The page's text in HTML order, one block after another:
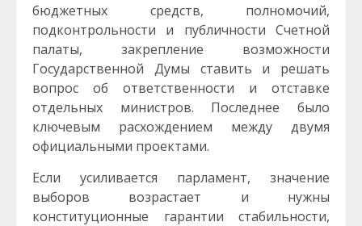
бюджетных средств, полномочий,
подконтрольности и публичности Счетной
палаты, закрепление возможности
Государственной Думы ставить и решать
вопрос об ответственности и отставке
отдельных министров. Последнее было
ключевым расхождением между двумя
официальными проектами.
Если усиливается парламент, значение
выборов возрастает и нужны
конституционные гарантии стабильности,